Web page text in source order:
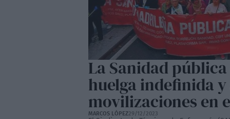
La Sanidad
huelga indefinida
movilizaciones en
MARCOS LÓPEZ29/12/2023